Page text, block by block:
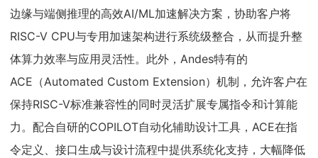
边缘与端侧推理的高效AI/ML加速解决方案，协助客户将
RISC-V CPU与专用加速架构进行系统级整合，从而提升整
体算力效率与应用灵活性。此外，Andes特有的
ACE（Automated Custom Extension）机制，允许客户在
保持RISC-V标准兼容性的同时灵活扩展专属指令和计算能
力。配合自研的COPILOT自动化辅助设计工具，ACE在指
令定义、接口生成与设计流程中提供系统化支持，大幅降低